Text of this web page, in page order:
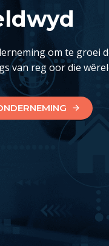
om te groei
van reg oor die